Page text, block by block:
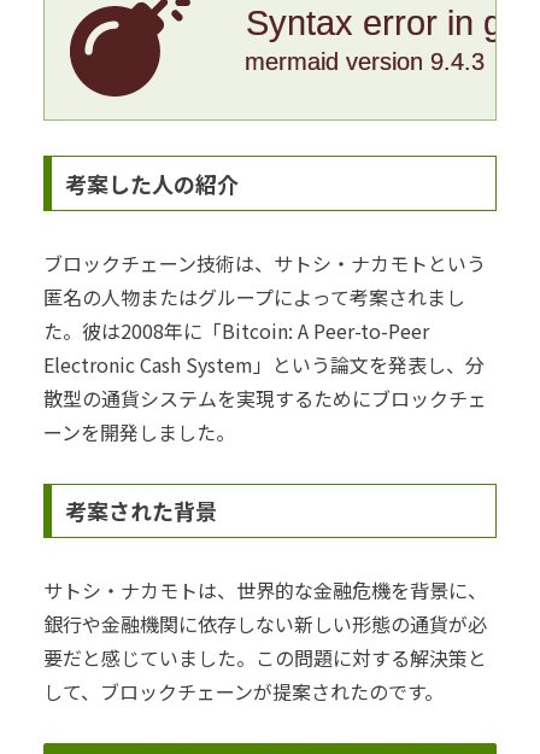
Syntax error in
mermaid version 9.4.3
考案した人の紹介
ブロックチェーン技術は、サトシ・ナカモトという
匿名の人物またはグループによって考案されまし
た。彼は2008年に「Bitcoin: A Peer-to-Peer
Electronic Cash System」という論文を発表し、分
散型の通貨システムを実現するためにブロックチェ
ーンを開発しました。
考案された背景
サトシ・ナカモトは、世界的な金融危機を背景に、
銀行や金融機関に依存しない新しい形態の通貨が必
要だと感じていました。この問題に対する解決策と
して、ブロックチェーンが提案されたのです。